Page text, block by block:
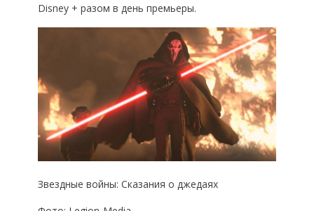
Disney + разом в день премьеры.
Звездные войны: Сказания о джедаях